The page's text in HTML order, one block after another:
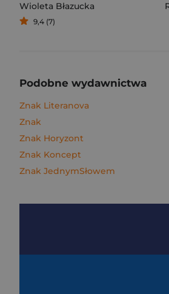
Wioleta Błazucka
9,4 (7)
Podobne wydawnictwa
Znak Literanova
Znak
Znak Horyzont
Znak Koncept
Znak JednymSłowem